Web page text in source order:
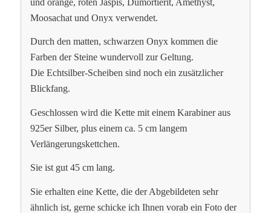
Moosachat und Onyx verwendet.
Durch den matten, schwarzen Onyx kommen die
Farben der Steine wundervoll zur Geltung.
Die Echtsilber-Scheiben sind noch ein zusätzlicher
Blickfang.
Geschlossen wird die Kette mit einem Karabiner aus
925er Silber, plus einem ca. 5 cm langem
Verlängerungskettchen.
Sie ist gut 45 cm lang.
Sie erhalten eine Kette, die der Abgebildeten sehr
ähnlich ist, gerne schicke ich Ihnen vorab ein Foto der